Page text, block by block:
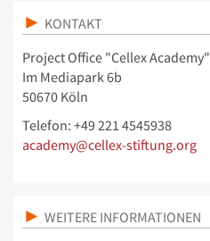
KONTAKT
Project Office "Cellex Academy"
Im Mediapark 6b
50670 Köln
Telefon: +49 221 4545938
academy@cellex-stiftung.org
WEITERE INFORMATIONEN